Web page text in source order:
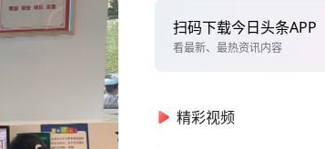
扫码下载今日头条APP
看最新、最热资讯内容
精彩视频